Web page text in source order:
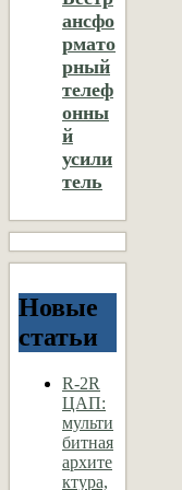
ансфо
рмато
рный
телеф
онны
й
усили
тель
Новые
статьи
R-2R
ЦАП:
мульти
битная
архите
ктура,